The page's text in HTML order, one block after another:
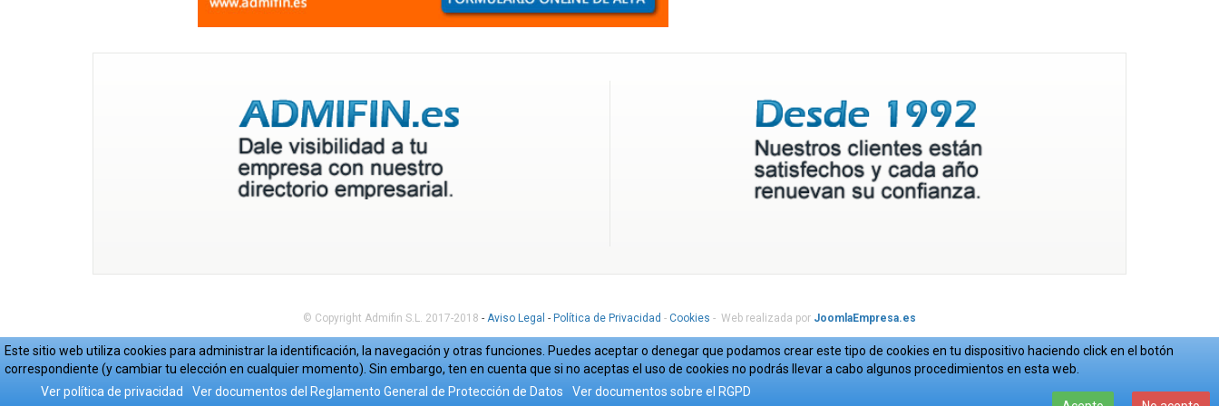
© Copyright Admifin S.L. 2017-2018 - Aviso Legal - Política de Privacidad - Cookies - Web realizada por JoomlaEmpresa.es
Este sitio web utiliza cookies para administrar la identificación, la navegación y otras funciones. Puedes aceptar o denegar que podamos crear este tipo de cookies en tu dispositivo haciendo click en el botón
correspondiente (y cambiar tu elección en cualquier momento). Sin embargo, ten en cuenta que si no aceptas el uso de cookies no podrás llevar a cabo algunos procedimientos en esta web.
Ver política de privacidad
Ver documentos del Reglamento General de Protección de Datos
Ver documentos sobre el RGPD